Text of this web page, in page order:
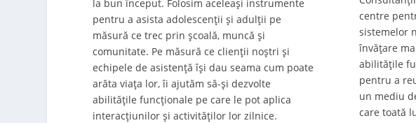
la bun început. Folosim aceleași instrumente
pentru a asista adolescenții și adulții pe
măsură ce trec prin școală, muncă și
comunitate. Pe măsură ce clienții noștri și
echipele de asistență își dau seama cum poate
arăta viața lor, îi ajutăm să-și dezvolte
abilitățile funcționale pe care le pot aplica
interacțiunilor și activităților lor zilnice.
centre
sistemelor
învățare
abilitățile
pentru a
un mediu
care toată